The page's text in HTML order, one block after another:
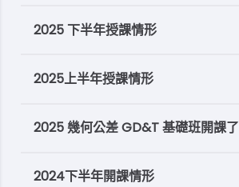
2025 下半年授課情形
2025上半年授課情形
2025 幾何公差 GD&T 基礎班開課了
2024下半年開課情形